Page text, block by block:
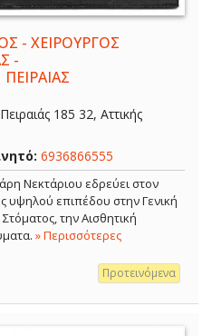
- ΧΕΙΡΟΥΡΓΟΣ
-
185 32, Αττικής
6936866555
Νεκτάριου εδρεύει στον
υψηλού επιπέδου στην Γενική
την Αισθητική
» Περισσότερες
Προτεινόμενα